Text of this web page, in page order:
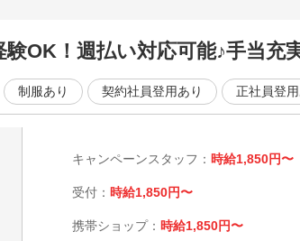
OK！週払い対応可能♪手当充
制服あり 契約社員登用あり 正社員登用
キャンペーンスタッフ： 時給1,850円〜
受付： 時給1,850円〜
携帯ショップ： 時給1,850円〜